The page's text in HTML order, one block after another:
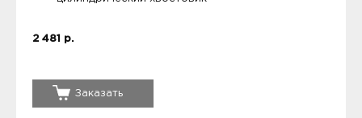
2 481 р.
Заказать